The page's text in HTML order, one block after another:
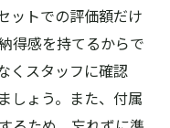
ットでの評価額だけ
得感を持てるからで
くスタッフに確認
しょう。また、付属